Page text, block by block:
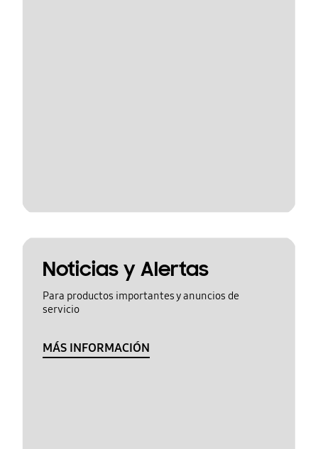
Noticias y Alertas
Para productos importantes y anuncios de
servicio
MÁS INFORMACIÓN